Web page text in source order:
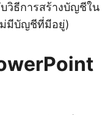
วิธีการสร้างบัญชีใน
มีบัญชีที่มีอยู่)